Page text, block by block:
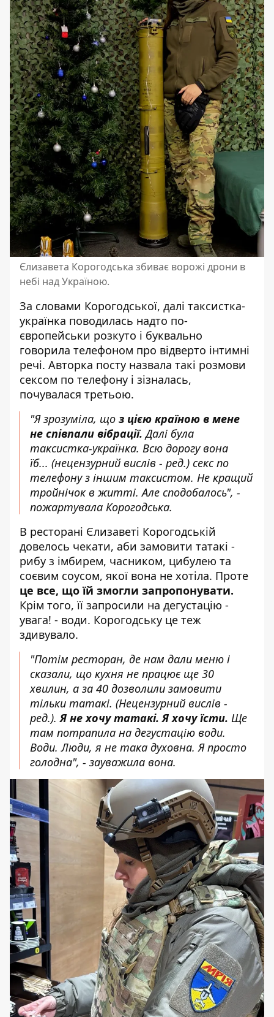
Єлизавета Корогодська збиває ворожі дрони в
небі над Україною.
За словами Корогодської, далі таксистка-
українка поводилась надто по-
європейськи розкуто і буквально
говорила телефоном про відверто інтимні
речі. Авторка посту назвала такі розмови
сексом по телефону і зізналась,
почувалася третьою.
"Я зрозуміла, що з цією країною в мене
не співпали вібрації. Далі була
таксистка-українка. Всю дорогу вона
їб... (нецензурний вислів - ред.) секс по
телефону з іншим таксистом. Не кращий
тройнічок в житті. Але сподобалось", -
пожартувала Корогодська.
В ресторані Єлизаветі Корогодській
довелось чекати, аби замовити татакі -
рибу з імбирем, часником, цибулею та
соєвим соусом, якої вона не хотіла. Проте
це все, що їй змогли запропонувати.
Крім того, її запросили на дегустацію -
увага! - води. Корогодську це теж
здивувало.
"Потім ресторан, де нам дали меню і
сказали, що кухня не працює ще 30
хвилин, а за 40 дозволили замовити
тільки татакі. (Нецензурний вислів -
ред.). Я не хочу татакі. Я хочу їсти. Ще
там потрапила на дегустацію води.
Води. Люди, я не така духовна. Я просто
голодна", - зауважила вона.